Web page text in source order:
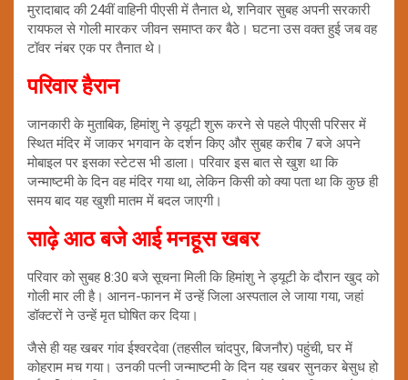
मुरादाबाद की 24वीं वाहिनी पीएसी में तैनात थे, शनिवार सुबह अपनी सरकारी
रायफल से गोली मारकर जीवन समाप्त कर बैठे। घटना उस वक्त हुई जब वह
टॉवर नंबर एक पर तैनात थे।
परिवार हैरान
जानकारी के मुताबिक, हिमांशु ने ड्यूटी शुरू करने से पहले पीएसी परिसर में
स्थित मंदिर में जाकर भगवान के दर्शन किए और सुबह करीब 7 बजे अपने
मोबाइल पर इसका स्टेटस भी डाला। परिवार इस बात से खुश था कि
जन्माष्टमी के दिन वह मंदिर गया था, लेकिन किसी को क्या पता था कि कुछ ही
समय बाद यह खुशी मातम में बदल जाएगी।
साढ़े आठ बजे आई मनहूस खबर
परिवार को सुबह 8:30 बजे सूचना मिली कि हिमांशु ने ड्यूटी के दौरान खुद को
गोली मार ली है। आनन-फानन में उन्हें जिला अस्पताल ले जाया गया, जहां
डॉक्टरों ने उन्हें मृत घोषित कर दिया।
जैसे ही यह खबर गांव ईश्वरदेवा (तहसील चांदपुर, बिजनौर) पहुंची, घर में
कोहराम मच गया। उनकी पत्नी जन्माष्टमी के दिन यह खबर सुनकर बेसुध हो